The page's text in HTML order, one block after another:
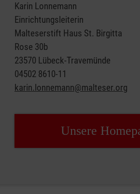
Karin Lonnemann
Einrichtungsleiterin
Malteserstift Haus St. Birgitta
Rose 30b
23570 Lübeck-Travemünde
04502 8610-11
karin.lonnemann@malteser.org
Unsere